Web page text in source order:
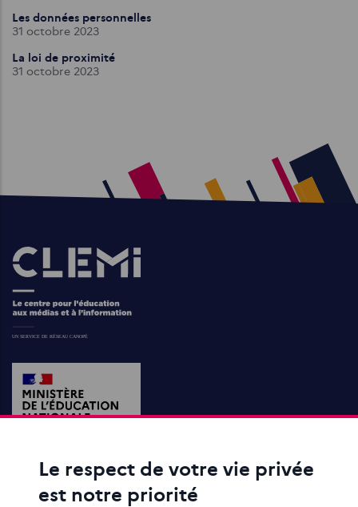
Les données personnelles
31 octobre 2023
La loi de proximité
31 octobre 2023
Images
ACTIONS ÉDUCATIVES
Le respect de votre vie privée
est notre priorité